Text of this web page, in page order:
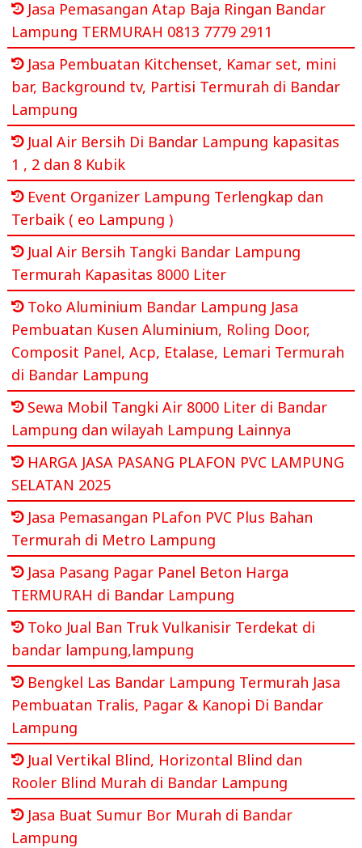
Jasa Pemasangan Atap Baja Ringan Bandar
Lampung TERMURAH 0813 7779 2911
Jasa Pembuatan Kitchenset, Kamar set, mini
bar, Background tv, Partisi Termurah di Bandar
Lampung
Jual Air Bersih Di Bandar Lampung kapasitas
1 , 2 dan 8 Kubik
Event Organizer Lampung Terlengkap dan
Terbaik ( eo Lampung )
Jual Air Bersih Tangki Bandar Lampung
Termurah Kapasitas 8000 Liter
Toko Aluminium Bandar Lampung Jasa
Pembuatan Kusen Aluminium, Roling Door,
Composit Panel, Acp, Etalase, Lemari Termurah
di Bandar Lampung
Sewa Mobil Tangki Air 8000 Liter di Bandar
Lampung dan wilayah Lampung Lainnya
HARGA JASA PASANG PLAFON PVC LAMPUNG
SELATAN 2025
Jasa Pemasangan PLafon PVC Plus Bahan
Termurah di Metro Lampung
Jasa Pasang Pagar Panel Beton Harga
TERMURAH di Bandar Lampung
Toko Jual Ban Truk Vulkanisir Terdekat di
bandar lampung,lampung
Bengkel Las Bandar Lampung Termurah Jasa
Pembuatan Tralis, Pagar & Kanopi Di Bandar
Lampung
Jual Vertikal Blind, Horizontal Blind dan
Rooler Blind Murah di Bandar Lampung
Jasa Buat Sumur Bor Murah di Bandar
Lampung